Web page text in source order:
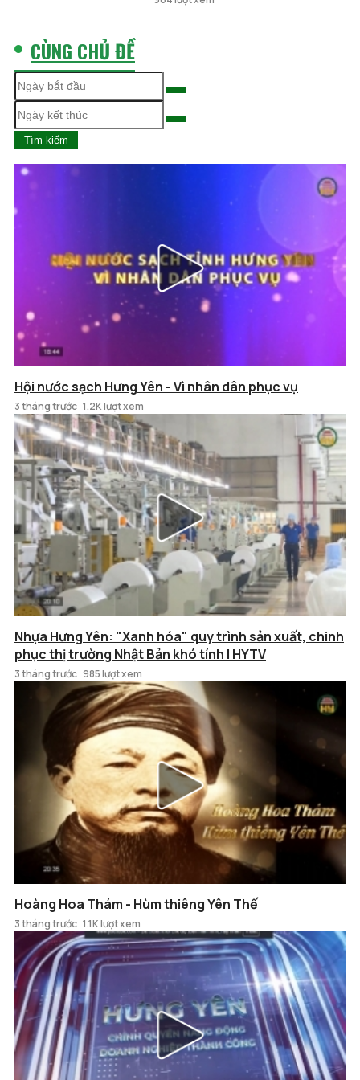
CÙNG CHỦ ĐỀ
Tìm kiếm
Hội nước sạch Hưng Yên - Vì nhân dân phục vụ
3 tháng trước 1.2K lượt xem
Nhựa Hưng Yên: "Xanh hóa" quy trình sản xuất, chinh
phục thị trường Nhật Bản khó tính | HYTV
3 tháng trước 985 lượt xem
Hoàng Hoa Thám - Hùm thiêng Yên Thế
3 tháng trước 1.1K lượt xem